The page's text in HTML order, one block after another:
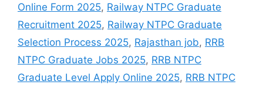
Online Form 2025, Railway NTPC Graduate
Recruitment 2025, Railway NTPC Graduate
Selection Process 2025, Rajasthan job, RRB
NTPC Graduate Jobs 2025, RRB NTPC
Graduate Level Apply Online 2025, RRB NTPC